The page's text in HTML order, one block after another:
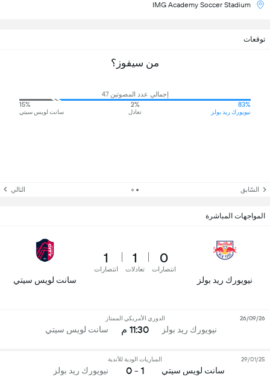
IMG Academy Soccer Stadium
توقعات
من سيفوز؟
إجمالي عدد المصوتين 47
83%
نيويورك ريد بولز
2%
تعادل
15%
سانت لويس سيتي
السّابق التالي
المواجهات المباشرة
نيويورك ريد بولز
0
انتصارات
1
تعادلات
1
انتصارات
سانت لويس سيتي
نيويورك ريد بولز
الدوري الأمريكي الممتاز
11:30 م سانت لويس سيتي
26/09/26
سانت لويس سيتي
المباريات الودية للأندية
1 - 0 نيويورك ريد بولز
29/01/25